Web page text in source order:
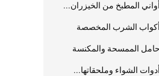
أواني المطبخ من الخيزران...
أكواب الشرب المخصصة
حامل الممسحة والمكنسة
أدوات الشواء وملحقاتها...